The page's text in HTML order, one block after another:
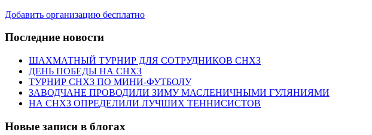
Добавить организацию бесплатно
Последние новости
ШАХМАТНЫЙ ТУРНИР ДЛЯ СОТРУДНИКОВ СНХЗ
ДЕНЬ ПОБЕДЫ НА СНХЗ
ТУРНИР СНХЗ ПО МИНИ-ФУТБОЛУ
ЗАВОДЧАНЕ ПРОВОДИЛИ ЗИМУ МАСЛЕНИЧНЫМИ ГУЛЯНИЯМИ
НА СНХЗ ОПРЕДЕЛИЛИ ЛУЧШИХ ТЕННИСИСТОВ
Новые записи в блогах